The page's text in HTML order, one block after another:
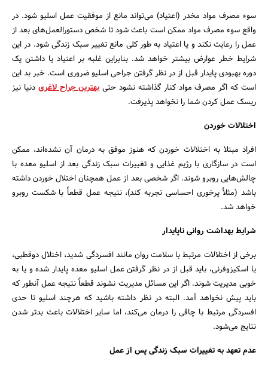
سوء مصرف مواد مخدر (اعتیاد) می‌تواند مانع از موفقیت عمل اسلیو شود. در
واقع سوء مصرف مواد ممکن است باعث شود تا شخص دستورالعمل‌های بعد از
عمل را رعایت نکند و یا اعتیاد به طور کلی مانع تغییر سبک زندگی شود. در این
شرایط خطر عوارض بیشتر خواهد شد. بنابراین غلبه بر اعتیاد یا داشتن یک
دوره بهبودی پایدار قبل از در نظر گرفتن جراحی اسلیو ضروری است. خبر بد این
است که اگر مصرف مواد کنار گذاشته نشود حتیبهترین جراح لاغری دنیا نیز
ریسک عمل کردن شما را نخواهد پذیرفت.
اختلالات خوردن
افراد مبتلا به اختلالات خوردن که هنوز موفق به درمان آن نشده‌اند، ممکن
است در سازگاری با رژیم غذایی و تغییرات سبک زندگی بعد از اسلیو معده با
چالش‌هایی روبرو شوند. اگر شخصی بعد از عمل همچنان اختلال خوردن داشته
باشد (مثلاً پرخوری احساسی تجربه کند)، نتیجه عمل قطعاً با شکست روبرو
خواهد شد.
شرایط بهداشت روانی ناپایدار
برخی از اختلالات مرتبط با سلامت روان مانند افسردگی شدید، اختلال دوقطبی،
یا اسکیزوفرنی، باید قبل از در نظر گرفتن عمل اسلیو معده پایدار شده و یا به
خوبی مدیریت شوند. اگر این مسائل مدیریت نشوند قطعاً نتیجه عمل آنطور که
باید پیش نخواهد آمد. البته در نظر داشته باشید که هرچند اسلیو تا حدی
افسردگی مرتبط با چاقی را درمان می‌کند، اما سایر اختلالات باعث بدتر شدن
نتایج می‌شود.
عدم تعهد به تغییرات سبک زندگی پس از عمل